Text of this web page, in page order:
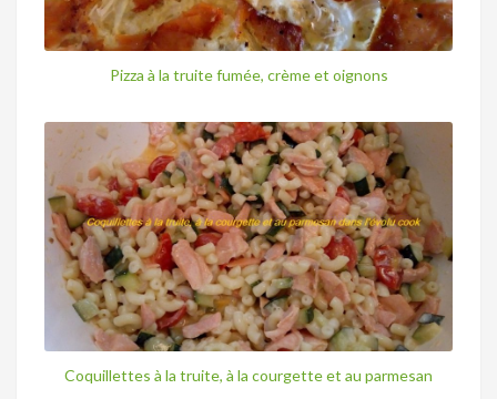
Pizza à la truite fumée, crème et oignons
Coquillettes à la truite, à la courgette et au parmesan